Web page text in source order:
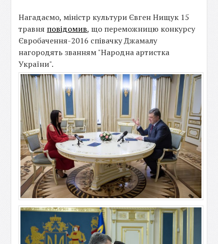
Нагадаємо, міністр культури Євген Нищук 15
травня повідомив, що переможницю конкурсу
Євробачення-2016 співачку Джамалу
нагородять званням "Народна артистка
України".